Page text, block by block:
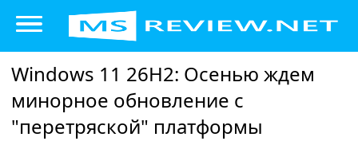
Windows 11 26H2: Осенью ждем
минорное обновление с
"перетряской" платформы